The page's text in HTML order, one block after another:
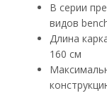
В серии
видов
Длина
160 см